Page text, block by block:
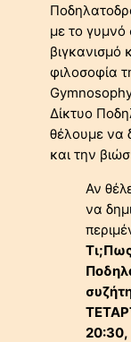
με το γυμνό
βιγκανισμό
φιλοσοφία
Δίκτυο
θέλουμε να
και την
Αν
να
20:30,